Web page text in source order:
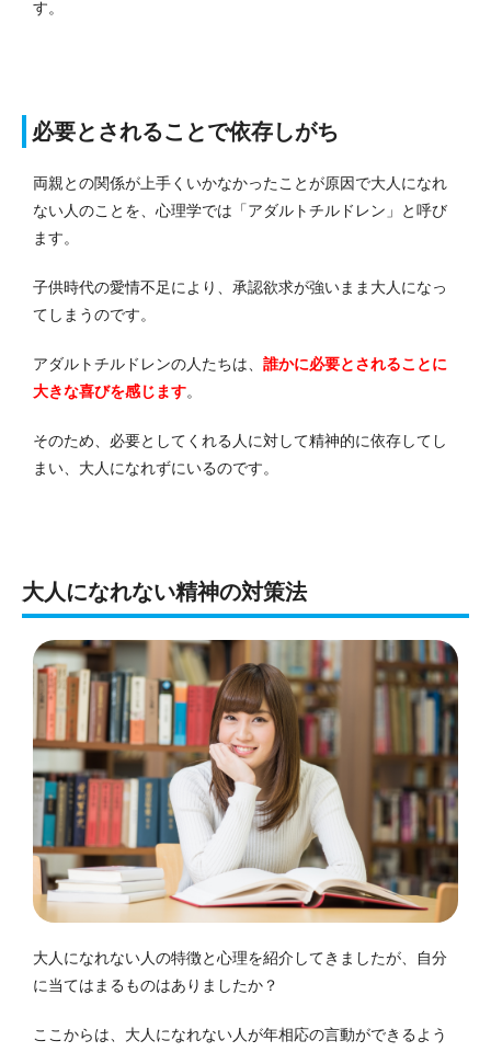
す。
必要とされることで依存しがち
両親との関係が上手くいかなかったことが原因で大人になれ
ない人のことを、心理学では「アダルトチルドレン」と呼び
ます。
子供時代の愛情不足により、承認欲求が強いまま大人になっ
てしまうのです。
アダルトチルドレンの人たちは、 誰かに必要とされることに
大きな喜びを感じます。
そのため、必要としてくれる人に対して精神的に依存してし
まい、大人になれずにいるのです。
大人になれない精神の対策法
大人になれない人の特徴と心理を紹介してきましたが、自分
に当てはまるものはありましたか？
ここからは、大人になれない人が年相応の言動ができるよう